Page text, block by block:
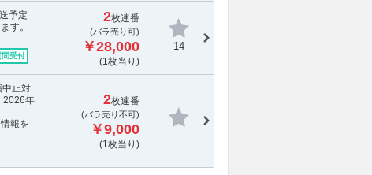
予定
す。
問受付
2枚連番
(バラ売り可)
￥28,000
(1枚当り)
14
止対
2026年
報を
2枚連番
(バラ売り不可)
￥9,000
(1枚当り)